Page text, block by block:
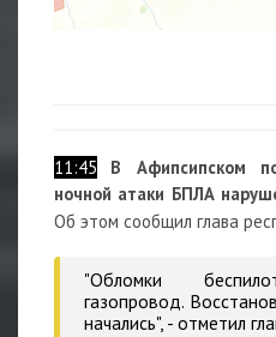
11:45
В Афипсипском
ночной атаки БПЛА
Об этом сообщил глава
"Обломки
газопровод.
начались", - отметил